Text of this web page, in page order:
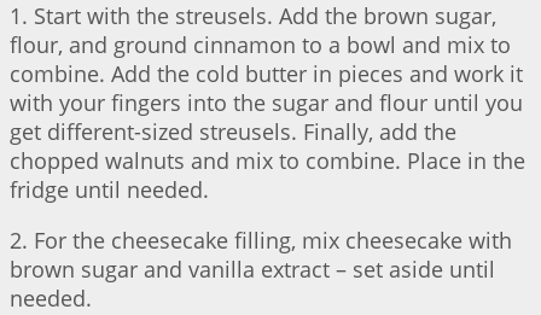
1. Start with the streusels. Add the brown sugar,
flour, and ground cinnamon to a bowl and mix to
combine. Add the cold butter in pieces and work it
with your fingers into the sugar and flour until you
get different-sized streusels. Finally, add the
chopped walnuts and mix to combine. Place in the
fridge until needed.
2. For the cheesecake filling, mix cheesecake with
brown sugar and vanilla extract – set aside until
needed.